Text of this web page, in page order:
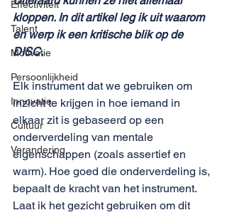
Effectiviteit
Talent
Motivatie
Persoonlijkheid
Innovatie
Cultuur
Verandering
kloppen. In dit artikel leg ik uit waarom
en werp ik een kritische blik op de
DISC.
Elk instrument dat we gebruiken om
inzicht te krijgen in hoe iemand in
elkaar zit is gebaseerd op een
onderverdeling van mentale
eigenschappen (zoals assertief en
warm). Hoe goed die onderverdeling is,
bepaalt de kracht van het instrument.
Laat ik het gezicht gebruiken om dit